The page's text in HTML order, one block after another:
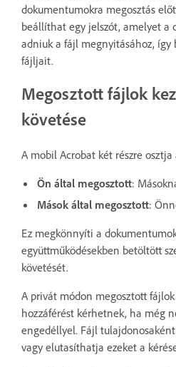
dokumentumokra megosztás
beállíthat egy jelszót, amelyet a
adniuk a fájl megnyitásához,
fájljait.
Megosztott fájlok
követése
A mobil Acrobat két részre
Ön által megosztott:
Mások által megosztott:
Ez megkönnyíti a
együttműködésekben betöltött
követését.
A privát módon megosztott
hozzáférést kérhetnek, ha még
engedéllyel. Fájl
vagy elutasíthatja ezeket a